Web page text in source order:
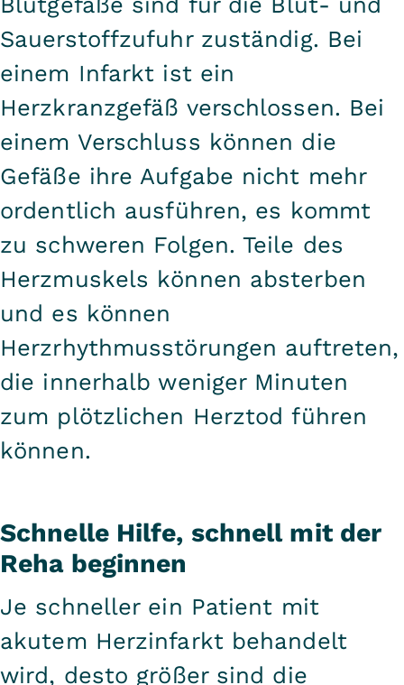
Sauerstoffzufuhr zuständig. Bei
einem Infarkt ist ein
Herzkranzgefäß verschlossen. Bei
einem Verschluss können die
Gefäße ihre Aufgabe nicht mehr
ordentlich ausführen, es kommt
zu schweren Folgen. Teile des
Herzmuskels können absterben
und es können
Herzrhythmusstörungen auftreten,
die innerhalb weniger Minuten
zum plötzlichen Herztod führen
können.
Schnelle Hilfe, schnell mit der
Reha beginnen
Je schneller ein Patient mit
akutem Herzinfarkt behandelt
wird, desto größer sind die